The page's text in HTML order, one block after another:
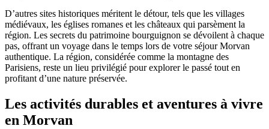
D’autres sites historiques méritent le détour, tels que les villages
médiévaux, les églises romanes et les châteaux qui parsèment la
région. Les secrets du patrimoine bourguignon se dévoilent à chaque
pas, offrant un voyage dans le temps lors de votre séjour Morvan
authentique. La région, considérée comme la montagne des
Parisiens, reste un lieu privilégié pour explorer le passé tout en
profitant d’une nature préservée.
Les activités durables et aventures à vivre
en Morvan